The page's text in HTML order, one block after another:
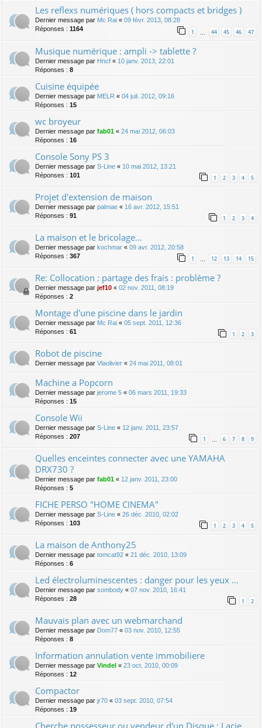
Les reflexs numériques ( hors compacts et bridges )
Dernier message par Mc Rai « 09 févr. 2013, 08:28
Réponses : 1164 1 44 45 46 47
Musique numérique : ampli -> tablette ?
Dernier message par Hncf « 10 janv. 2013, 22:01
Réponses : 8
Cuisine équipée
Dernier message par MELR « 04 juil. 2012, 09:16
Réponses : 15
wc broyeur
Dernier message par fab01 « 24 mai 2012, 06:03
Réponses : 16
Console Sony PS 3
Dernier message par S-Line « 10 mai 2012, 13:21
Réponses : 101 1 2 3 4 5
Projet d'extension de maison
Dernier message par palmae « 16 avr. 2012, 15:51
Réponses : 91 1 2 3 4
La maison et le bricolage...
Dernier message par kochmar « 09 avr. 2012, 20:58
Réponses : 367 1 12 13 14 15
Re: Collocation : partage des frais : problème ?
Dernier message par jef10 « 02 nov. 2011, 08:19
Réponses : 2
Montage d'une piscine dans le jardin
Dernier message par Mc Rai « 05 sept. 2011, 12:36
Réponses : 61 1 2 3
Robot de piscine
Dernier message par Vlaolivier « 24 mai 2011, 08:01
Machine a Popcorn
Dernier message par jerome 5 « 06 mars 2011, 19:33
Réponses : 15
Console Wii
Dernier message par S-Line « 12 janv. 2011, 23:57
Réponses : 207 1 6 7 8 9
Quelles enceintes connecter avec une YAMAHA
DRX730 ?
Dernier message par fab01 « 12 janv. 2011, 23:00
Réponses : 5
FICHE PERSO "HOME CINEMA"
Dernier message par S-Line « 26 déc. 2010, 02:02
Réponses : 103 1 2 3 4 5
La maison de Anthony25
Dernier message par tomcat92 « 21 déc. 2010, 13:09
Réponses : 6
Led électroluminescentes : danger pour les yeux ...
Dernier message par sombody « 07 nov. 2010, 16:41
Réponses : 28 1 2
Mauvais plan avec un webmarchand
Dernier message par Dom77 « 03 nov. 2010, 12:55
Réponses : 8
Information annulation vente immobiliere
Dernier message par Vindel « 23 oct. 2010, 00:09
Réponses : 12
Compactor
Dernier message par jr70 « 03 sept. 2010, 07:54
Réponses : 19